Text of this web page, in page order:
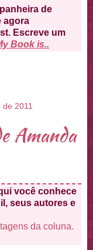
de
agora
Escreve um
Book is..
2011
Amanda
você conhece
seus autores e
da coluna.